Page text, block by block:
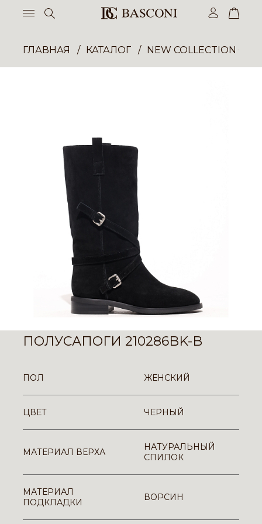
ГЛАВНАЯ КАТАЛОГ NEW COLLECTION
ПОЛУСАПОГИ 210286BK-B
ПОЛ ЖЕНСКИЙ
ЦВЕТ ЧЕРНЫЙ
МАТЕРИАЛ ВЕРХА
НАТУРАЛЬНЫЙ
СПИЛОК
МАТЕРИАЛ
ПОДКЛАДКИ
ВОРСИН